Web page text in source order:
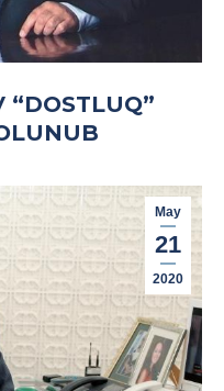
“DOSTLUQ”
May
21
2020